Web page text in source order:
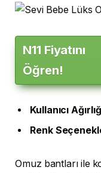
N11 Fiyatını
Öğren!
Kullanıcı
Renk
Omuz bantları ile